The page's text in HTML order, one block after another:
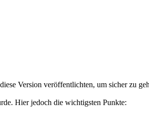
Version veröffentlichten, um sicher zu
Hier jedoch die wichtigsten Punkte: